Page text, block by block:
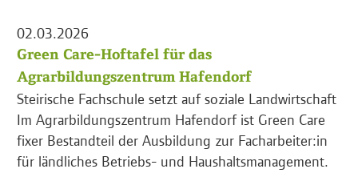
02.03.2026
Green Care-Hoftafel für das
Agrarbildungszentrum Hafendorf
Steirische Fachschule setzt auf soziale Landwirtschaft
Im Agrarbildungszentrum Hafendorf ist Green Care
fixer Bestandteil der Ausbildung zur Facharbeiter:in
für ländliches Betriebs- und Haushaltsmanagement.